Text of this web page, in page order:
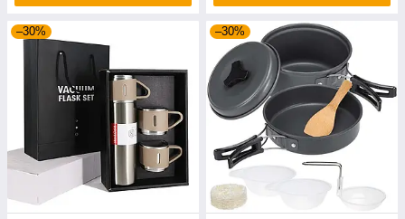
–30% –30%